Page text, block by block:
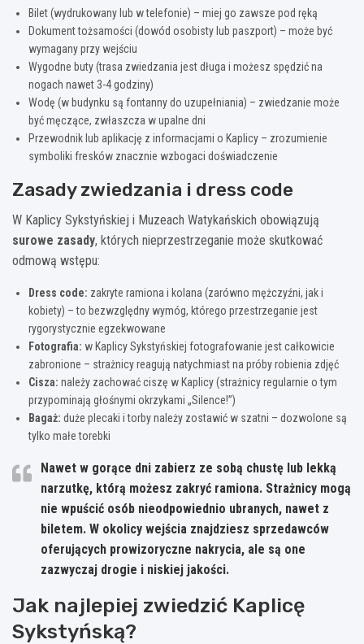
Bilet (wydrukowany lub w telefonie) – miej go zawsze pod ręką
Dokument tożsamości (dowód osobisty lub paszport) – może być
wymagany przy wejściu
Wygodne buty (trasa zwiedzania jest długa i możesz spędzić na
nogach nawet 3-4 godziny)
Wodę (w budynku są fontanny do uzupełniania) – zwiedzanie może
być męczące, zwłaszcza w upalne dni
Przewodnik lub aplikację z informacjami o Kaplicy – zrozumienie
symboliki fresków znacznie wzbogaci doświadczenie
Zasady zwiedzania i dress code
W Kaplicy Sykstyńskiej i Muzeach Watykańskich obowiązują
surowe zasady, których nieprzestrzeganie może skutkować
odmową wstępu:
Dress code: zakryte ramiona i kolana (zarówno mężczyźni, jak i
kobiety) – to bezwzględny wymóg, którego przestrzeganie jest
rygorystycznie egzekwowane
Fotografia: w Kaplicy Sykstyńskiej fotografowanie jest całkowicie
zabronione – strażnicy reagują natychmiast na próby robienia zdjęć
Cisza: należy zachować ciszę w Kaplicy (strażnicy regularnie o tym
przypominają głośnymi okrzykami „Silence!”)
Bagaż: duże plecaki i torby należy zostawić w szatni – dozwolone są
tylko małe torebki
Nawet w gorące dni zabierz ze sobą chustę lub lekką
narzutkę, którą możesz zakryć ramiona. Strażnicy mogą
nie wpuścić osób nieodpowiednio ubranych, nawet z
biletem. W okolicy wejścia znajdziesz sprzedawców
oferujących prowizoryczne nakrycia, ale są one
zazwyczaj drogie i niskiej jakości.
Jak najlepiej zwiedzić Kaplicę
Sykstyńską?